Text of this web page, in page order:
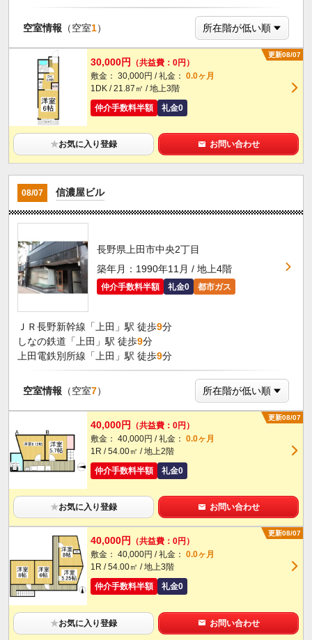
空室情報 （空室1）
更新08/07
30,000円
（共益費：0円）
敷金： 30,000円 / 礼金： 0.0ヶ月
1DK / 21.87㎡ / 地上3階
仲介手数料半額
礼金0
★お気に入り登録 お問い合わせ
08/07 信濃屋ビル
長野県上田市中央2丁目
築年月：1990年11月 / 地上4階
仲介手数料半額 礼金0 都市ガス
ＪＲ長野新幹線「上田」駅 徒歩9分
しなの鉄道「上田」駅 徒歩9分
上田電鉄別所線「上田」駅 徒歩9分
空室情報 （空室7）
更新08/07
40,000円
（共益費：0円）
敷金： 40,000円 / 礼金： 0.0ヶ月
1R / 54.00㎡ / 地上2階
仲介手数料半額
礼金0
★お気に入り登録 お問い合わせ
更新08/07
40,000円
（共益費：0円）
敷金： 40,000円 / 礼金： 0.0ヶ月
1R / 54.00㎡ / 地上3階
仲介手数料半額
礼金0
★お気に入り登録 お問い合わせ